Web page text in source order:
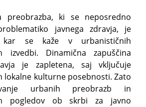
preobrazba, ki se neposredno
javnega zdravja, je
kar se kaže v urbanističnih
izvedbi. Dinamična zapuščina
je zapletena, saj vključuje
lokalne kulturne posebnosti. Zato
urbanih preobrazb in
pogledov ob skrbi za javno